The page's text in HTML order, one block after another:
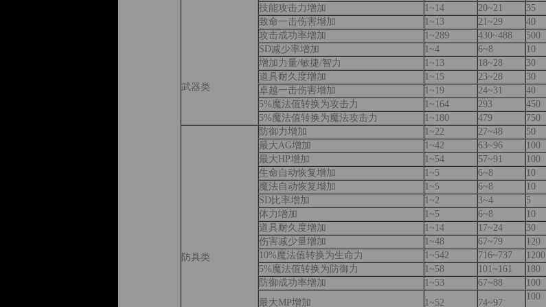
武器类
技能攻击力增加
1~14 20~21
35
致命一击伤害增加
1~13 21~29
40
攻击成功率增加
1~289 430~488
500
SD减少率增加
1~4 6~8
10
增加力量/敏捷/智力
1~13 18~28
30
道具耐久度增加
1~15 23~28
30
卓越一击伤害增加
1~19 24~31
40
5%魔法值转换为攻击力
1~164 293
450
5%魔法值转换为魔法攻击力
1~180 479 750
防具类
防御力增加 1~22 27~48
50
最大AG增加
1~42 63~96
100
最大HP增加
1~54 57~91
100
生命自动恢复增加
1~5 6~8
10
魔法自动恢复增加
1~5 6~8
10
SD比率增加
1~2 3~4
5
体力增加
1~5 6~8
10
道具耐久度增加
1~14 17~24
30
伤害减少量增加
1~48 67~79
120
10%魔法值转换为生命力
1~542 716~737
1200
5%魔法值转换为防御力
1~58 101~161
180
防御成功率增加
1~53 67~88
100
最大MP增加
1~52 74~97
100